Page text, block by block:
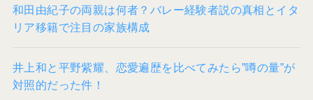
和田由紀子の両親は何者？バレー経験者説の真相とイタ
リア移籍で注目の家族構成
井上和と平野紫耀、恋愛遍歴を比べてみたら”噂の量”が
対照的だった件！